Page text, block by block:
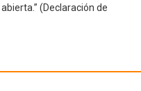
(Declaración de